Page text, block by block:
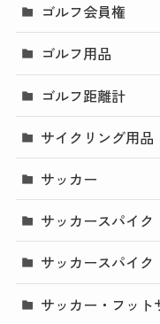
ゴルフ会員権
ゴルフ用品
ゴルフ距離計
サイクリング用品
サッカー
サッカースパイク
サッカースパイク
サッカー・フット